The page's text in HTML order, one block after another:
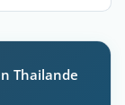
Thailande